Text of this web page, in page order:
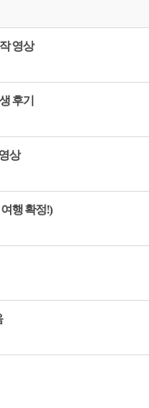
영상
후기
상
행 확정!)